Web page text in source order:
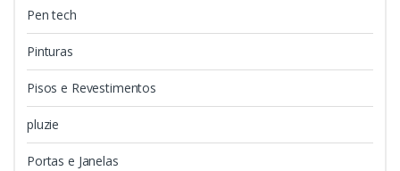
Pen tech
Pinturas
Pisos e Revestimentos
pluzie
Portas e Janelas